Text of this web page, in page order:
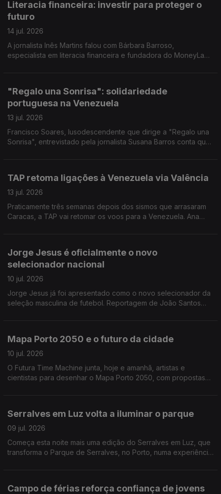
Literacia financeira: investir para proteger o
futuro
14 jul. 2026
A jornalista Inês Martins falou com Bárbara Barroso,
especialista em literacia financeira e fundadora do MoneyLab,
"Regalo una Sonrisa": solidariedade
portuguesa na Venezuela
13 jul. 2026
Francisco Soares, lusodescendente que dirige a "Regalo una
Sonrisa", entrevistado pela jornalista Susana Barros conta que
TAP retoma ligações à Venezuela via Valência
13 jul. 2026
Praticamente três semanas depois dos sismos que arrasaram
Caracas, a TAP vai retomar os voos para a Venezuela. Ana
Jorge Jesus é oficialmente o novo
selecionador nacional
10 jul. 2026
Jorge Jesus já foi apresentado como o novo selecionador da
seleção masculina de futebol. Reportagem de João Santos
Mapa Porto 2050 e o futuro da cidade
10 jul. 2026
O Futura Time Machine junta, hoje e amanhã, artistas e
cientistas para desenhar o Mapa Porto 2050, com propostas
Serralves em Luz volta a iluminar o parque
09 jul. 2026
Começa esta noite mais uma edição do Serralves em Luz, que
transforma o Parque de Serralves, no Porto, numa experiência
Campo de férias reforça confiança de jovens